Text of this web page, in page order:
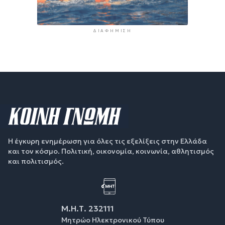
ΔΙΑΦΉΜΙΣΗ
Η έγκυρη ενημέρωση για όλες τις εξελίξεις στην Ελλάδα
και τον κόσμο. Πολιτική, οικονομία, κοινωνία, αθλητισμός
και πολιτισμός.
Μ.Η.Τ. 232111
Μητρώο Ηλεκτρονικού Τύπου